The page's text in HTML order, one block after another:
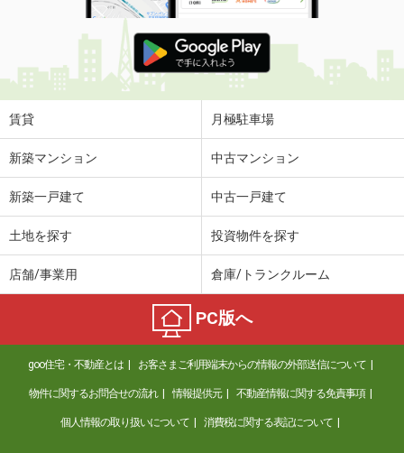
賃貸 月極駐車場
新築マンション 中古マンション
新築一戸建て 中古一戸建て
土地を探す 投資物件を探す
店舗/事業用 倉庫/トランクルーム
PC版へ
goo住宅・不動産とは お客さまご利用端末からの情報の外部送信について
物件に関するお問合せの流れ 情報提供元 不動産情報に関する免責事項
個人情報の取り扱いについて 消費税に関する表記について